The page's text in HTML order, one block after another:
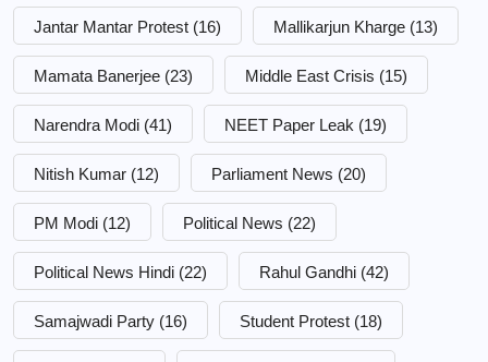
Jantar Mantar Protest (16) Mallikarjun Kharge (13)
Mamata Banerjee (23) Middle East Crisis (15)
Narendra Modi (41) NEET Paper Leak (19)
Nitish Kumar (12) Parliament News (20)
PM Modi (12) Political News (22)
Political News Hindi (22) Rahul Gandhi (42)
Samajwadi Party (16) Student Protest (18)